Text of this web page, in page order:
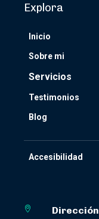
Explora
Inicio
Sobre mi
Servicios
Testimonios
Blog
Accesibilidad
 Dirección